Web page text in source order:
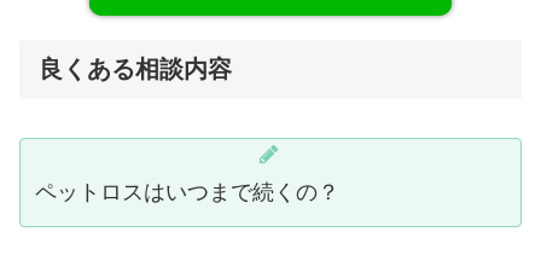
良くある相談内容
ペットロスはいつまで続くの？